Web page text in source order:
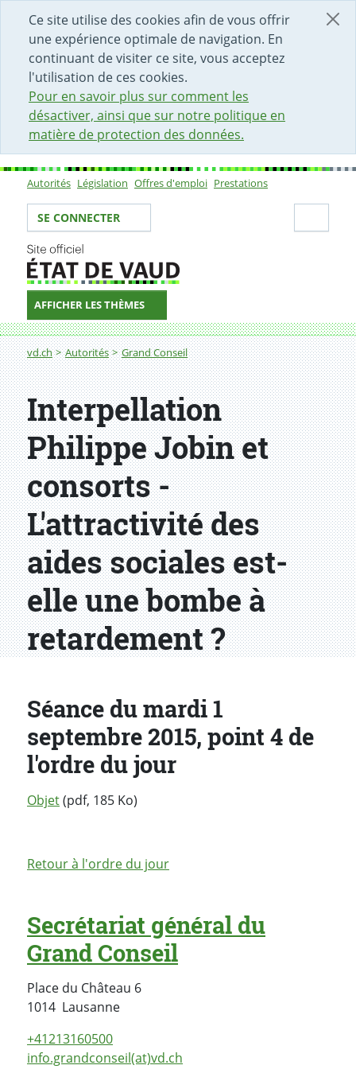
Ce site utilise des cookies afin de vous offrir
une expérience optimale de navigation. En
continuant de visiter ce site, vous acceptez
l'utilisation de ces cookies.
Pour en savoir plus sur comment les
désactiver, ainsi que sur notre politique en
matière de protection des données.
DÉBUT DU CONTENU DE LA PAGE
ACCÈS AU CHAMP DE RECHERCHE
PAGE D'ACCUEIL
FORMULAIRE DE CONTACT
Sous-navigation
Autorités Législation Offres d'emploi Prestations
Votre identité
SE CONNECTER
AFFICHER LES THÈMES
Fil d'Ariane
vd.ch Autorités Grand Conseil
Interpellation
Philippe Jobin et
consorts -
L'attractivité des
aides sociales est-
elle une bombe à
retardement ?
Séance du mardi 1
septembre 2015, point 4 de
l'ordre du jour
Objet(pdf, 185 Ko)
Retour à l'ordre du jour
Secrétariat général du
Grand Conseil
Place du Château 6
1014 LausanneSuisse
+41213160500
info.grandconseil(at)vd.ch